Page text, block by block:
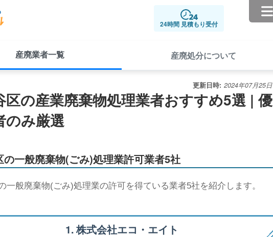
24時間 見積もり受付
産廃業者一覧 産廃処分について
更新日時: 2024年07月25日
区の産業廃棄物処理業者おすすめ5選 | 優
のみ厳選
の一般廃棄物(ごみ)処理業許可業者5社
一般廃棄物(ごみ)処理業の許可を得ている業者5社を紹介します。
1. 株式会社エコ・エイト